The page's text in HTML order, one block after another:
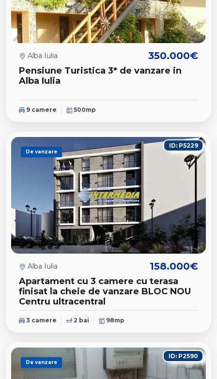
Pensiune Turistica 3* de vanzare in
Alba Iulia
Alba Iulia 350.000€
9 camere 500mp
De vanzare
Apartament cu 3 camere cu terasa
finisat la cheie de vanzare BLOC NOU
Centru ultracentral
Alba Iulia 158.000€
3 camere 2 bai 98mp
ID: P5229
De vanzare
ID: P2590